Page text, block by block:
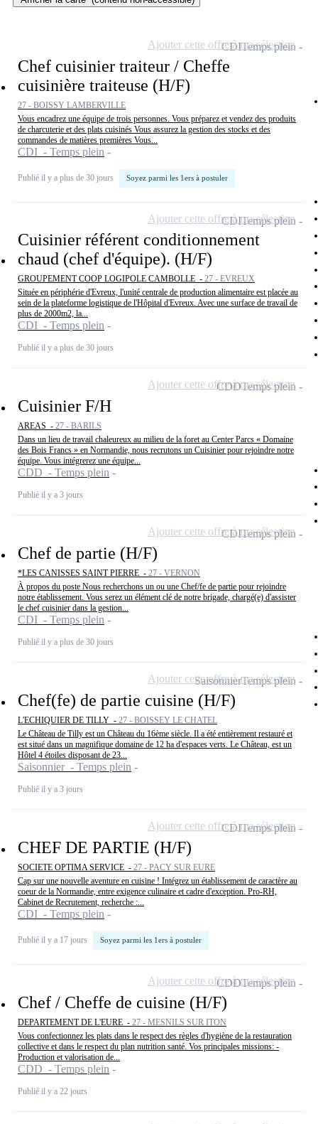
Chef cuisinier traiteur / Cheffe
cuisinière traiteuse (H/F)
27 - BOISSY LAMBERVILLE
Vous encadrez une équipe de trois personnes. Vous préparez et vendez des produits
de charcuterie et des plats cuisinés Vous assurez la gestion des stocks et des
commandes de matières premières Vous...
CDI - Temps plein
Publié il y a plus de 30 jours Soyez parmi les 1ers à postuler
CDITemps plein
Ajouter cette offre à ma sélection
Cuisinier référent conditionnement
chaud (chef d'équipe). (H/F)
GROUPEMENT COOP LOGIPOLE CAMBOLLE - 27 - EVREUX
Située en périphérie d'Evreux, l'unité centrale de production alimentaire est placée au
sein de la plateforme logistique de l'Hôpital d'Evreux. Avec une surface de travail de
plus de 2000m2, la...
CDI - Temps plein
Publié il y a plus de 30 jours
CDITemps plein
Ajouter cette offre à ma sélection
Cuisinier F/H
AREAS - 27 - BARILS
Dans un lieu de travail chaleureux au milieu de la foret au Center Parcs « Domaine
des Bois Francs » en Normandie, nous recrutons un Cuisinier pour rejoindre notre
équipe. Vous intégrerez une équipe...
CDD - Temps plein
Publié il y a 3 jours
CDDTemps plein
Ajouter cette offre à ma sélection
Chef de partie (H/F)
*LES CANISSES SAINT PIERRE - 27 - VERNON
À propos du poste Nous recherchons un ou une Chef/fe de partie pour rejoindre
notre établissement. Vous serez un élément clé de notre brigade, chargé(e) d'assister
le chef cuisinier dans la gestion...
CDI - Temps plein
Publié il y a plus de 30 jours
CDITemps plein
Ajouter cette offre à ma sélection
Chef(fe) de partie cuisine (H/F)
L'ECHIQUIER DE TILLY - 27 - BOISSEY LE CHATEL
Le Château de Tilly est un Château du 16ème siècle. Il a été entièrement restauré et
est situé dans un magnifique domaine de 12 ha d'espaces verts. Le Château, est un
Hôtel 4 étoiles disposant de 23...
Saisonnier - Temps plein
Publié il y a 3 jours
SaisonnierTemps plein
Ajouter cette offre à ma sélection
CHEF DE PARTIE (H/F)
SOCIETE OPTIMA SERVICE - 27 - PACY SUR EURE
Cap sur une nouvelle aventure en cuisine ! Intégrez un établissement de caractère au
coeur de la Normandie, entre exigence culinaire et cadre d'exception. Pro-RH,
Cabinet de Recrutement, recherche :...
CDI - Temps plein
Publié il y a 17 jours Soyez parmi les 1ers à postuler
CDITemps plein
Ajouter cette offre à ma sélection
Chef / Cheffe de cuisine (H/F)
DEPARTEMENT DE L'EURE - 27 - MESNILS SUR ITON
Vous confectionnez les plats dans le respect des règles d'hygiène de la restauration
collective et dans le respect du plan nutrition santé. Vos principales missions: -
Production et valorisation de...
CDD - Temps plein
Publié il y a 22 jours
CDDTemps plein
Ajouter cette offre à ma sélection